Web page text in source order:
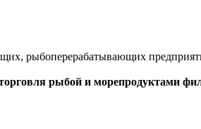
рыбоперерабатывающих
рыбой и морепродуктами